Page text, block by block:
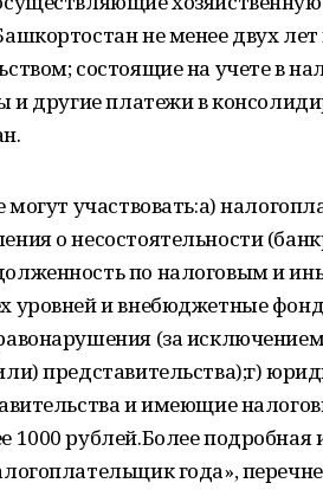
не менее двух
состоящие на учете в
и другие платежи в
могут участвовать:а)
о несостоятельности
по налоговым и
уровней и внебюджетные
(за
представительства);г)
и имеющие
1000 рублей.Более
года»,